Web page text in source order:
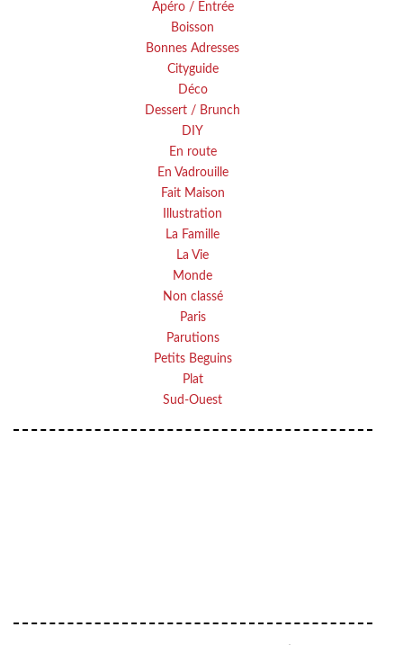
Apéro / Entrée
Boisson
Bonnes Adresses
Cityguide
Déco
Dessert / Brunch
DIY
En route
En Vadrouille
Fait Maison
Illustration
La Famille
La Vie
Monde
Non classé
Paris
Parutions
Petits Beguins
Plat
Sud-Ouest